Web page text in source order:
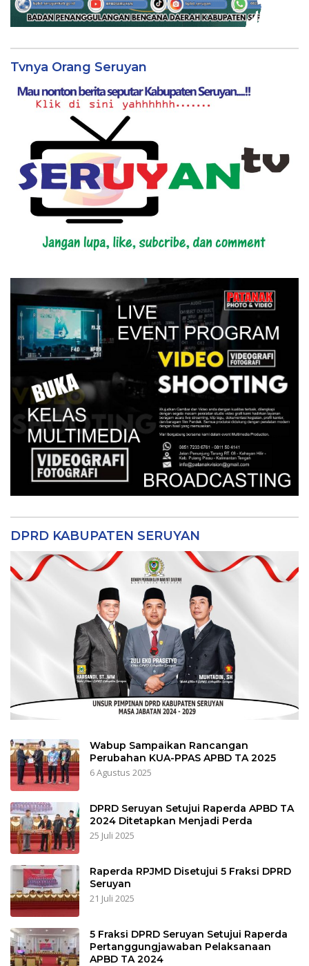
Tvnya Orang Seruyan
DPRD KABUPATEN SERUYAN
Wabup Sampaikan Rancangan
Perubahan KUA-PPAS APBD TA 2025
6 Agustus 2025
DPRD Seruyan Setujui Raperda APBD TA
2024 Ditetapkan Menjadi Perda
25 Juli 2025
Raperda RPJMD Disetujui 5 Fraksi DPRD
Seruyan
21 Juli 2025
5 Fraksi DPRD Seruyan Setujui Raperda
Pertanggungjawaban Pelaksanaan
APBD TA 2024